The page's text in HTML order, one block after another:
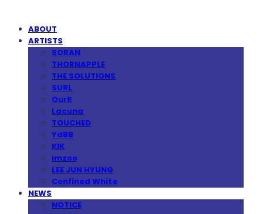
ABOUT
ARTISTS
SORAN
THORNAPPLE
THE SOLUTIONS
SURL
OurR
Lacuna
TOUCHED
YdBB
KIK
imzoo
LEE JUN HYUNG
Confined White
NEWS
NOTICE